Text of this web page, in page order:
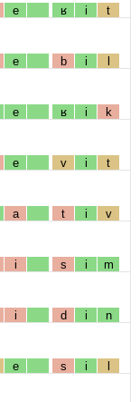
e ʁ i t
e b i l
e ʁ i k
e v i t
a t i v
i s i m
i d i n
e s i l